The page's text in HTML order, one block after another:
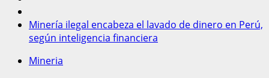
Minería ilegal encabeza el lavado de dinero en Perú,
según inteligencia financiera
Mineria